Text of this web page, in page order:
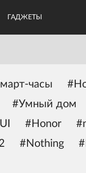
ГАДЖЕТЫ
часы
#Умный дом
#Honor
#Nothing